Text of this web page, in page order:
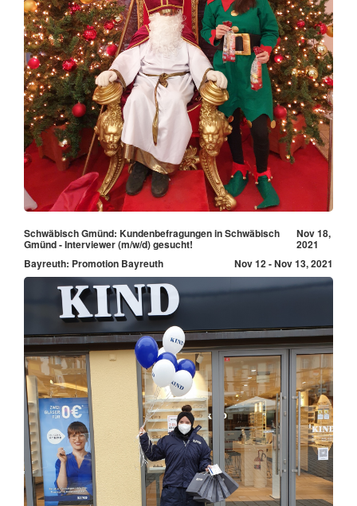
Schwäbisch Gmünd: Kundenbefragungen in Schwäbisch
Gmünd - Interviewer (m/w/d) gesucht!
Nov 18,
2021
Bayreuth: Promotion Bayreuth
Nov 12 - Nov 13, 2021